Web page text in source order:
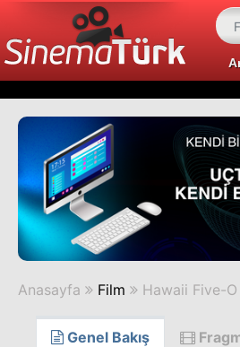
Anasayfa Film Hawaii Five-O
Genel Bakış